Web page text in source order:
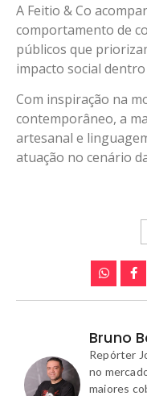
A Feitio & Co
comportamento de
públicos que
impacto social
Com inspiração na
contemporâneo, a
artesanal e
atuação no cenário
Bruno
Repórter
no
maiores